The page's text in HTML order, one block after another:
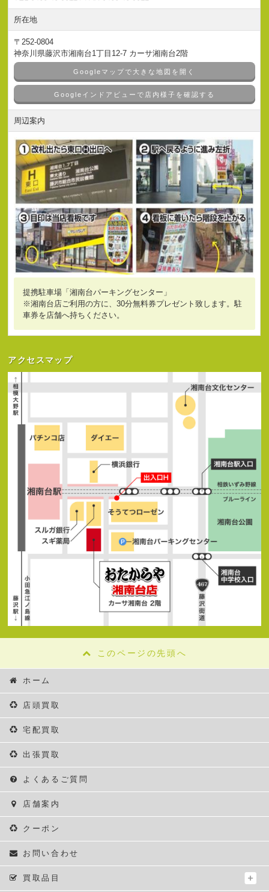
所在地
〒252-0804
神奈川県藤沢市湘南台1丁目12-7 カーサ湘南台2階
Googleマップで大きな地図を開く
Googleインドアビューで店内様子を確認する
周辺案内
提携駐車場「湘南台パーキングセンター」
※湘南台店ご利用の方に、30分無料券プレゼント致します。駐
車券を店舗へ持ちください。
アクセスマップ
このページの先頭へ
ホーム
店頭買取
宅配買取
出張買取
よくあるご質問
店舗案内
クーポン
お問い合わせ
買取品目